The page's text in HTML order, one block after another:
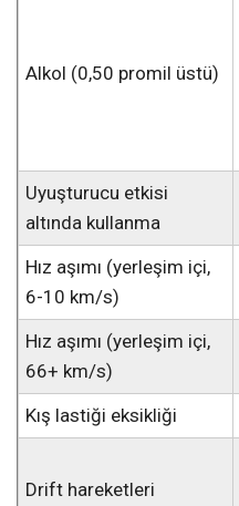
Alkol (0,50 promil üstü)
Uyuşturucu etkisi
altında kullanma
Hız aşımı (yerleşim içi,
6-10 km/s)
Hız aşımı (yerleşim içi,
66+ km/s)
Kış lastiği eksikliği
Drift hareketleri